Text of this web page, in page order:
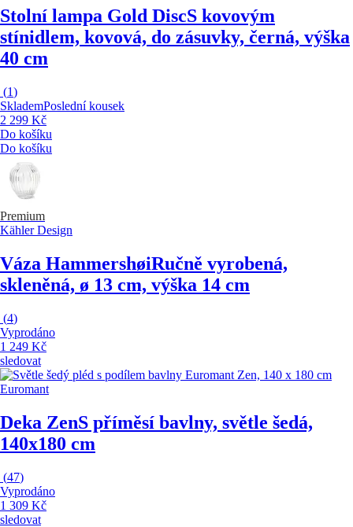
Stolní lampa Gold DiscS kovovým
stínidlem, kovová, do zásuvky, černá, výška
40 cm
(1)
SklademPoslední kousek
2 299 Kč
Do košíku
Do košíku
Premium
Kähler Design
Váza HammershøiRučně vyrobená,
skleněná, ø 13 cm, výška 14 cm
(4)
Vyprodáno
1 249 Kč
sledovat
Euromant
Deka ZenS příměsí bavlny, světle šedá,
140x180 cm
(47)
Vyprodáno
1 309 Kč
sledovat